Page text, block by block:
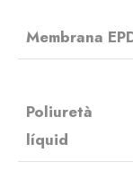
Membrana
Poliuretà
líquid